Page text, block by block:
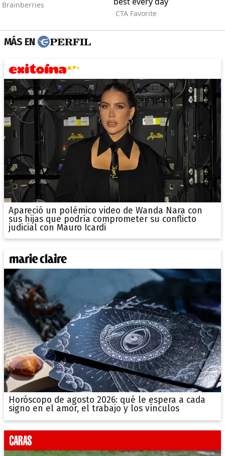
MÁS EN
Apareció un polémico video de Wanda Nara con
sus hijas que podría comprometer su conflicto
judicial con Mauro Icardi
Horóscopo de agosto 2026: qué le espera a cada
signo en el amor, el trabajo y los vínculos